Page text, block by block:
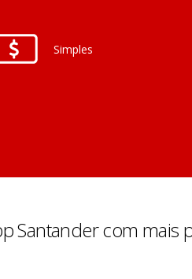
Simples
Santander com mais